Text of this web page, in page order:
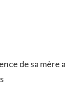
de sa mère a